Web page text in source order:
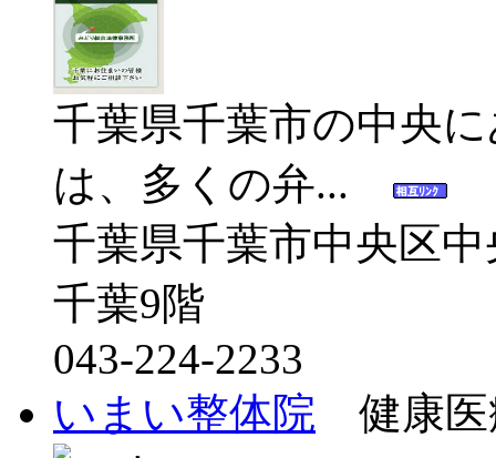
千葉県千葉市の中央
は、多くの弁...
千葉県千葉市中央区
千葉9階
043-224-2233
いまい整体院 健康医